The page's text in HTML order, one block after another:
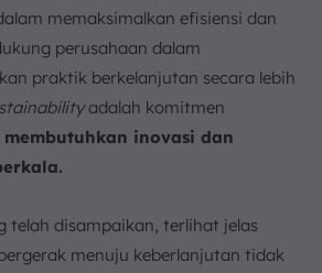
memaksimalkan efisiensi dan
perusahaan dalam
praktik berkelanjutan secara lebih
adalah komitmen
membutuhkan inovasi dan
telah disampaikan, terlihat jelas
menuju keberlanjutan tidak